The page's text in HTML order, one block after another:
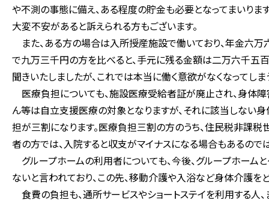
や不測の事態に備え、ある程度の貯金も必要となってまいりま
大変不安があると訴えられる方もございます。
また、ある方の場合は入所授産施設で働いており、年金六
で九万三千円の方を比べると、手元に残る金額は二万六千五
聞きいたしましたが、これでは本当に働く意欲がなくなってしま
医療負担についても、施設医療受給者証が廃止され、身体
ん等は自立支援医療の対象となりますが、それに該当しな
担が三割になります。医療負担三割の方のうち、住民税非課
者の方では、入院すると収支がマイナスになる場合もあるので
グループホームの利用者についても、今後、グループホー
ないと言われており、この先、移動介護や入浴など身体介護を
食費の負担も、通所サービスやショートステイを利用する人